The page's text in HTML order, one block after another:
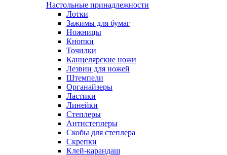
Настольные принадлежности
Лотки
Зажимы для бумаг
Ножницы
Кнопки
Точилки
Канцелярские ножи
Лезвии для ножей
Штемпели
Органайзеры
Ластики
Линейки
Степлеры
Антистеплеры
Скобы для степлера
Скрепки
Клей-карандаш